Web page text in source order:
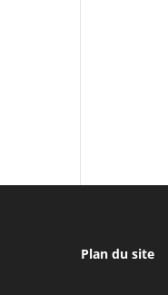
Plan du site